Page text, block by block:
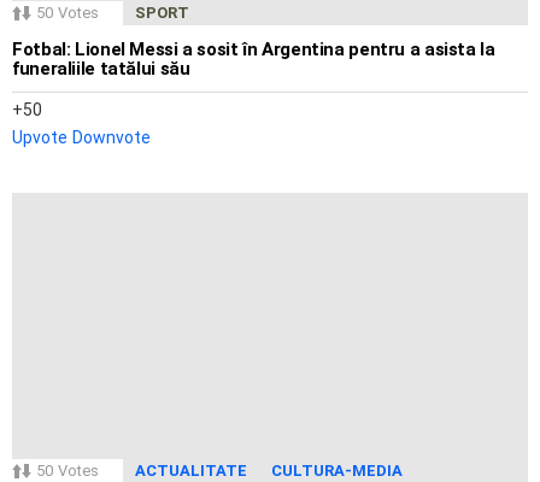
50 Votes SPORT
Fotbal: Lionel Messi a sosit în Argentina pentru a asista la
funeraliile tatălui său
50
Upvote Downvote
50 Votes ACTUALITATE CULTURA-MEDIA